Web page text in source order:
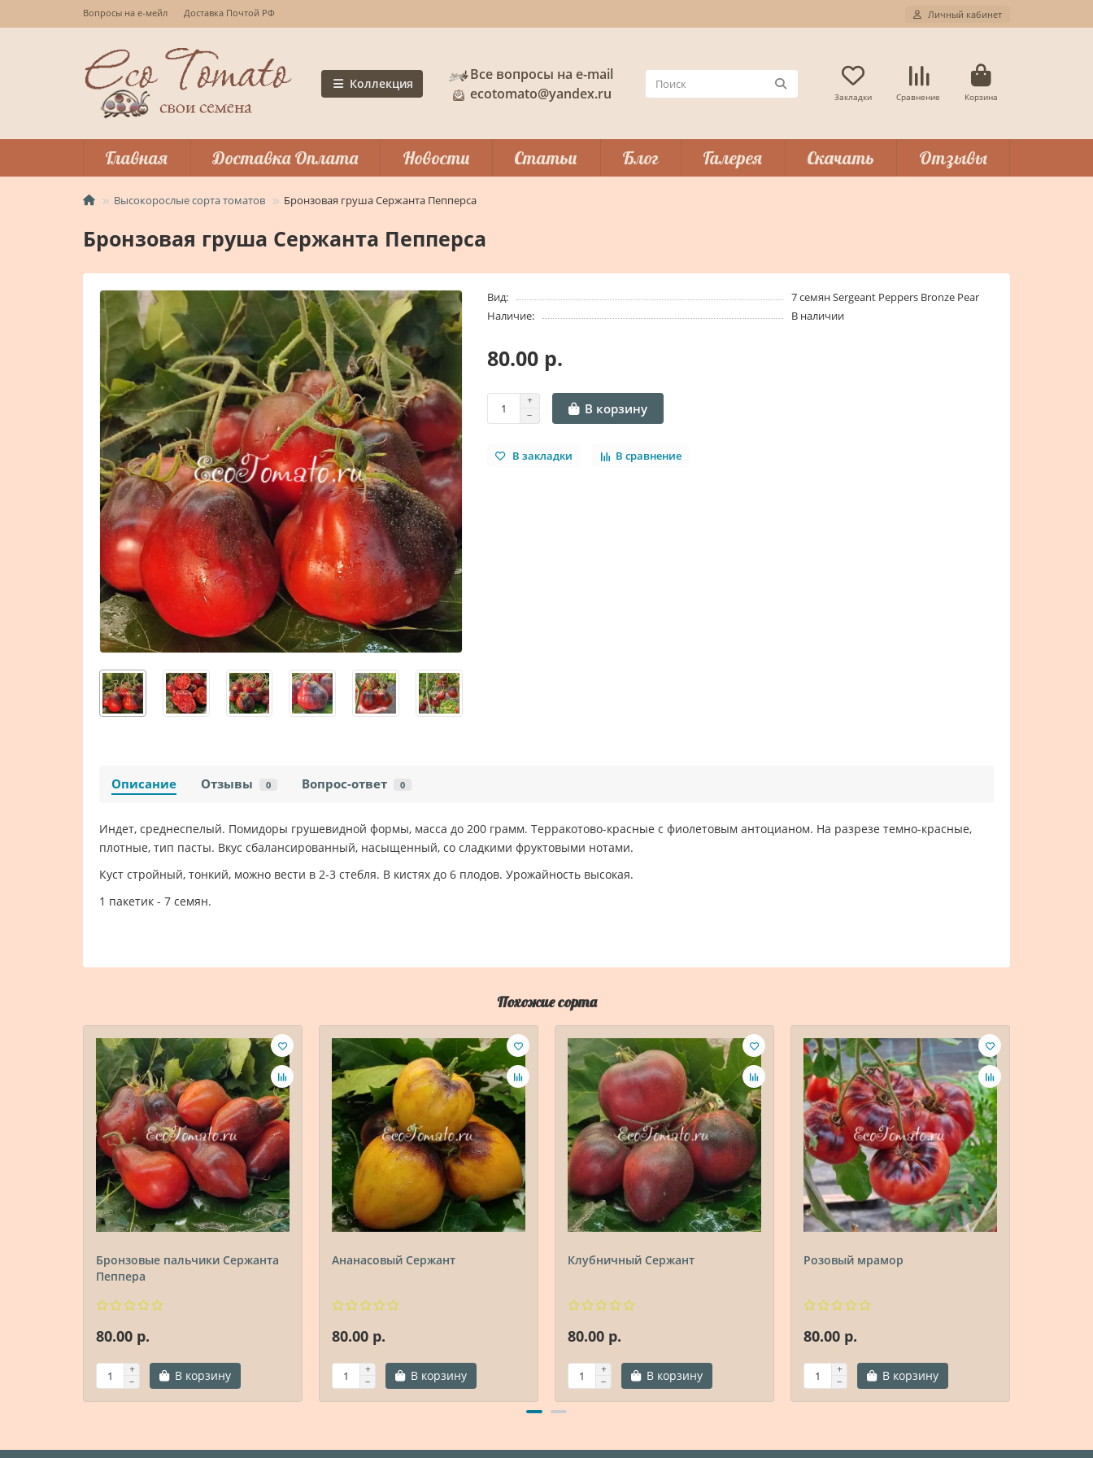
Вопросы на е-мейл Доставка Почтой РФ Личный кабинет
Коллекция
Все вопросы на e-mail
ecotomato@yandex.ru
Закладки Сравнение Корзина
Главная Доставка Оплата Новости Статьи Блог Галерея Скачать Отзывы
Высокорослые сорта томатов Бронзовая груша Сержанта Пепперса
Бронзовая груша Сержанта Пепперса
Вид:
7 семян Sergeant Peppers Bronze Pear
Наличие:
В наличии
80.00 р.
В корзину
В закладки В сравнение
Описание Отзывы 0 Вопрос-ответ 0
Индет, среднеспелый. Помидоры грушевидной формы, масса до 200 грамм. Терракотово-красные с фиолетовым антоцианом. На разрезе темно-красные,
плотные, тип пасты. Вкус сбалансированный, насыщенный, со сладкими фруктовыми нотами.
Куст стройный, тонкий, можно вести в 2-3 стебля. В кистях до 6 плодов. Урожайность высокая.
1 пакетик - 7 семян.
Похожие сорта
Бронзовые пальчики Сержанта
Пеппера
80.00 р.
В корзину
Ананасовый Сержант
80.00 р.
В корзину
Клубничный Сержант
80.00 р.
В корзину
Розовый мрамор
80.00 р.
В корзину